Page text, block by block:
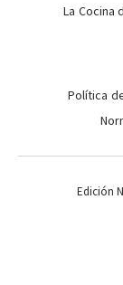
La Cocina
Política
Edición